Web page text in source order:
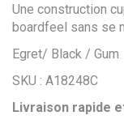
Une construction
boardfeel sans se
Egret/ Black / Gum
SKU : A18248C
Livraison rapide